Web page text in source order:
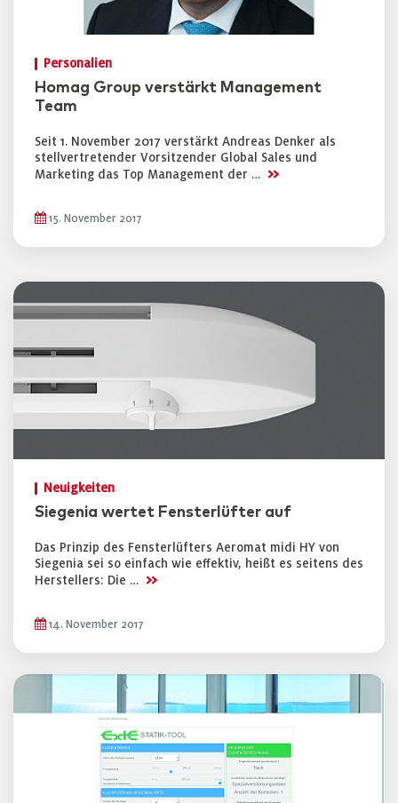
Personalien
Homag Group verstärkt Management
Team
Seit 1. November 2017 verstärkt Andreas Denker als
stellvertretender Vorsitzender Global Sales und
Marketing das Top Management der … >>
15. November 2017
Neuigkeiten
Siegenia wertet Fensterlüfter auf
Das Prinzip des Fensterlüfters Aeromat midi HY von
Siegenia sei so einfach wie effektiv, heißt es seitens des
Herstellers: Die … >>
14. November 2017